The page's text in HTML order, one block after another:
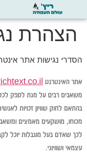
הצהרת
הסדרי נגישות אתר
אתר האינטרנט
משאבים רבים על מנת לספק לכל
מכוחו, מושקעים מאמצים
לכך שאדם בעל מוגבלות יוכל
עצמאי ושוויוני.